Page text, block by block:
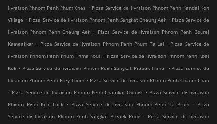
livraison Phnom Penh Phum Ches . Pizza Service de livraison Phnom Penh Kandal Koh
Village . Pizza Service de livraison Phnom Penh Sangkat Cheung Aek . Pizza Service de
livraison Phnom Penh Cheung Aek . Pizza Service de livraison Phnom Penh Bourei
Kameakkar . Pizza Service de livraison Phnom Penh Phum Ta Lei . Pizza Service de
livraison Phnom Penh Phum Thma Koul . Pizza Service de livraison Phnom Penh Kbal
Koh . Pizza Service de livraison Phnom Penh Sangkat Preaek Thmei . Pizza Service de
livraison Phnom Penh Prey Thom . Pizza Service de livraison Phnom Penh Chaom Chau
. Pizza Service de livraison Phnom Penh Chamkar Ovloek . Pizza Service de livraison
Phnom Penh Koh Toch
. Pizza Service de livraison Phnom Penh Ta Prum . Pizza
Service de livraison Phnom Penh Sangkat Preaek Pnov . Pizza Service de livraison